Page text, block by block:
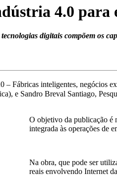
4.0 para
digitais compõem os
– Fábricas inteligentes, negócios
e Sandro Breval Santiago,
O objetivo da publicação é
integrada às operações de
Na obra, que pode ser
reais envolvendo Internet